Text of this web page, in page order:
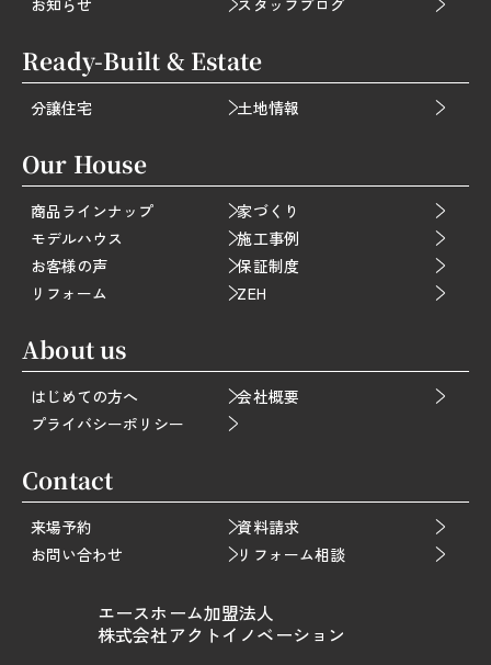
エースホーム加盟法人
株式会社アクトイノベーション
Ready-Built & Estate
分譲住宅 土地情報
Contact
来場予約
資料請求
お問い合わせ
リフォーム相談
Our House
商品ラインナップ
家づくり
モデルハウス
施工事例
お客様の声
保証制度
リフォーム
ZEH
About us
はじめての方へ
会社概要
プライバシーポリシー